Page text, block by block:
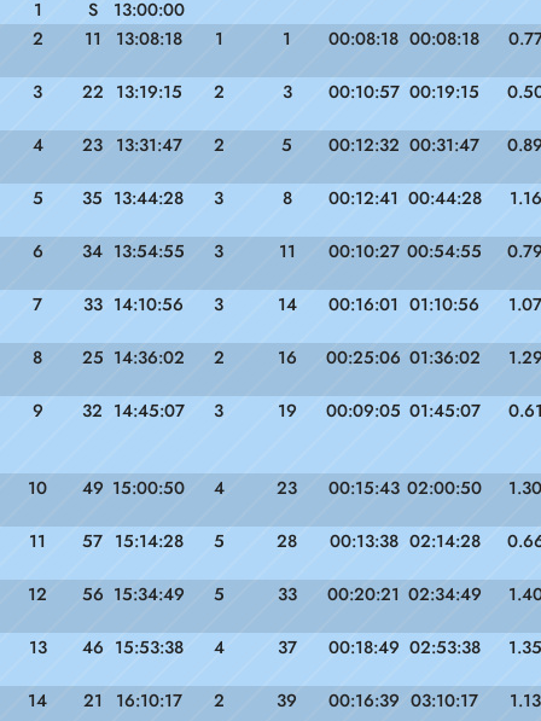
1
S
13:00:00
2
11 13:08:18 1 1 00:08:18 00:08:18
3 22 13:19:15 2 3 00:10:57 00:19:15
4 23 13:31:47 2 5 00:12:32 00:31:47
5 35 13:44:28 3 8 00:12:41 00:44:28 1.16
6 34 13:54:55 3 11 00:10:27 00:54:55
7 33 14:10:56 3 14 00:16:01 01:10:56 1.07
8 25 14:36:02 2 16 00:25:06 01:36:02
9 32 14:45:07 3 19 00:09:05 01:45:07
10 49 15:00:50 4 23 00:15:43 02:00:50 1.30
11 57 15:14:28 5 28 00:13:38 02:14:28
12 56 15:34:49 5 33 00:20:21 02:34:49
13 46 15:53:38 4 37 00:18:49 02:53:38 1.35
14 21 16:10:17 2 39 00:16:39 03:10:17 1.13